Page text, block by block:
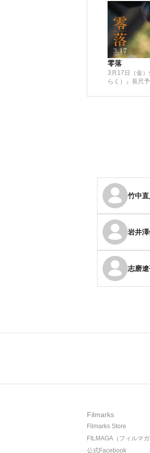
零落
3月17日（金
らく）』長尺
竹中直
岩井
志磨
Filmarks
Filmarks Store
FILMAGA（フィルマガ
公式Facebook